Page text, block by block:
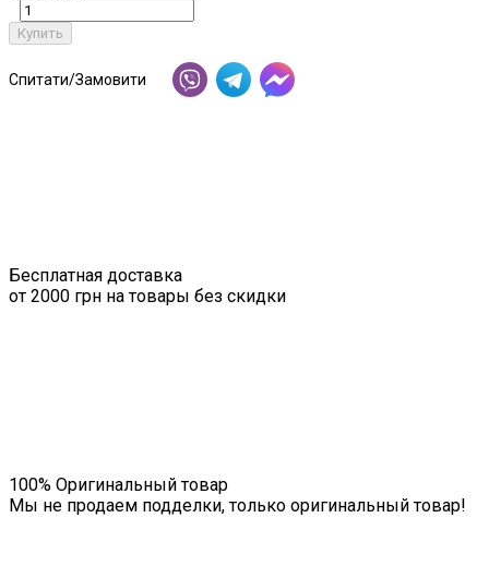
Купить
Спитати/Замовити
Бесплатная доставка
от 2000 грн на товары без скидки
100% Оригинальный товар
Мы не продаем подделки, только оригинальный товар!